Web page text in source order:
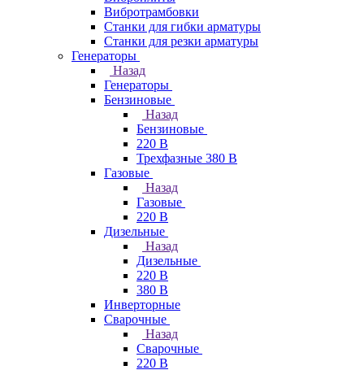
Вибротрамбовки
Станки для гибки арматуры
Станки для резки арматуры
Генераторы
Назад
Генераторы
Бензиновые
Назад
Бензиновые
220 В
Трехфазные 380 В
Газовые
Назад
Газовые
220 В
Дизельные
Назад
Дизельные
220 В
380 В
Инверторные
Сварочные
Назад
Сварочные
220 В